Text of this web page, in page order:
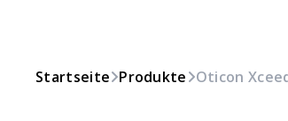
Startseite Produkte Oticon